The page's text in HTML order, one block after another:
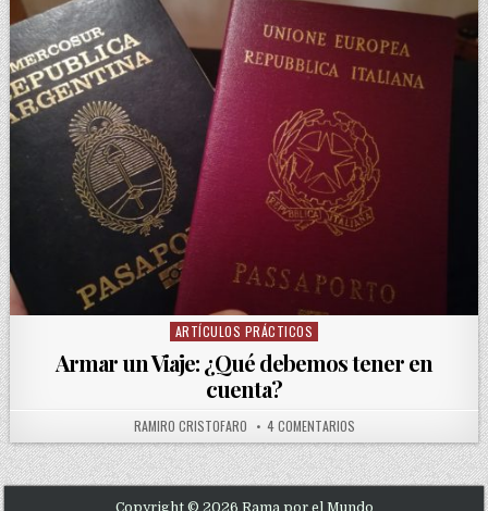
Posted in
ARTÍCULOS PRÁCTICOS
Armar un Viaje: ¿Qué debemos tener en
cuenta?
AUTHOR:
RAMIRO CRISTOFARO 4 COMENTARIOSEN ARMAR UN VIAJE: